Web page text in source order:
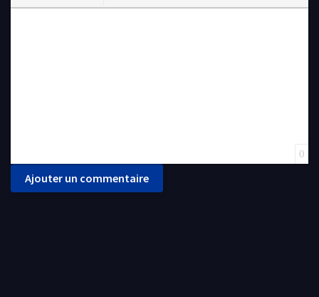
Insert LinkInsert protected link
EmoticonsInsert hidden text
Insert QuoteInsert spoiler
0
Ajouter un commentaire